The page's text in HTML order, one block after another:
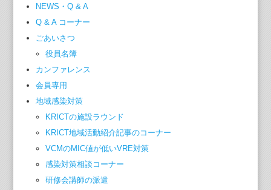
NEWS・Q & A
Q & A コーナー
ごあいさつ
役員名簿
カンファレンス
会員専用
地域感染対策
KRICTの施設ラウンド
KRICT地域活動紹介記事のコーナー
VCMのMIC値が低いVRE対策
感染対策相談コーナー
研修会講師の派遣